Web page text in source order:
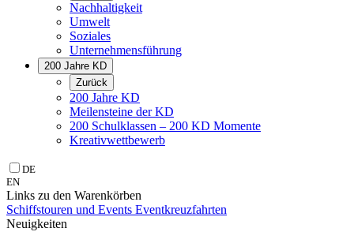
Nachhaltigkeit
Umwelt
Soziales
Unternehmens­führung
200 Jahre KD
Zurück
200 Jahre KD
Meilensteine der KD
200 Schulklassen – 200 KD Momente
Kreativwettbewerb
DE
EN
Links zu den Warenkörben
Schiffstouren und Events Eventkreuzfahrten
Neuigkeiten